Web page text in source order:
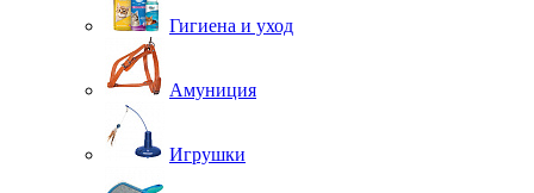
Гигиена и уход
Амуниция
Игрушки